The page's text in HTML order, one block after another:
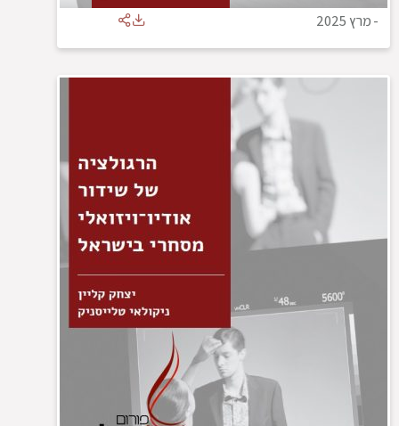
-מרץ 2025